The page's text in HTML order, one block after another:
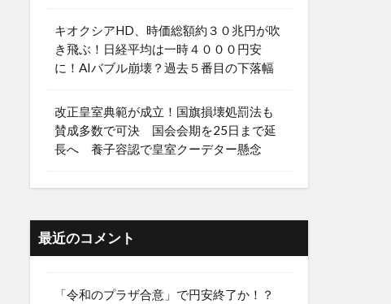
キオクシアHD、時価総額約３０兆円が吹
き飛ぶ！日経平均は一時４０００円安
に！AIバブル崩壊？過去５番目の下落幅
改正皇室典範が成立！国旗損壊処罰法も
賛成多数で可決 国会会期を25日まで延
長へ 養子容認で皇室クーデター懸念
最近のコメント
「令和のプラザ合意」で円安終了か！？